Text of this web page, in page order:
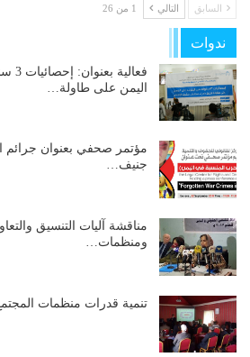
السابق التالي 1 من 26
ندوات
اليمن على طاولة…
مؤتمر صحفي بعنوان جرائم
جنيف…
مناقشة آليات التنسيق
ومنظمات…
تنمية قدرات منظمات